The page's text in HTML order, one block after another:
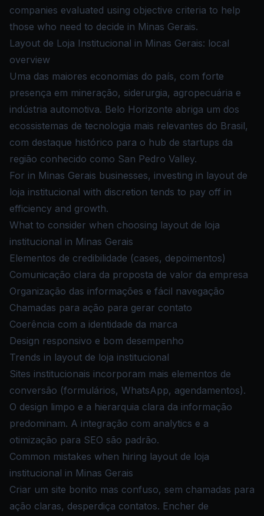
companies evaluated using objective criteria to help
those who need to decide in Minas Gerais.
Layout de Loja Institucional in Minas Gerais: local
overview
Uma das maiores economias do país, com forte
presença em mineração, siderurgia, agropecuária e
indústria automotiva. Belo Horizonte abriga um dos
ecossistemas de tecnologia mais relevantes do Brasil,
com destaque histórico para o hub de startups da
região conhecido como San Pedro Valley.
For in Minas Gerais businesses, investing in layout de
loja institucional with discretion tends to pay off in
efficiency and growth.
What to consider when choosing layout de loja
institucional in Minas Gerais
Elementos de credibilidade (cases, depoimentos)
Comunicação clara da proposta de valor da empresa
Organização das informações e fácil navegação
Chamadas para ação para gerar contato
Coerência com a identidade da marca
Design responsivo e bom desempenho
Trends in layout de loja institucional
Sites institucionais incorporam mais elementos de
conversão (formulários, WhatsApp, agendamentos).
O design limpo e a hierarquia clara da informação
predominam. A integração com analytics e a
otimização para SEO são padrão.
Common mistakes when hiring layout de loja
institucional in Minas Gerais
Criar um site bonito mas confuso, sem chamadas para
ação claras, desperdiça contatos. Encher de